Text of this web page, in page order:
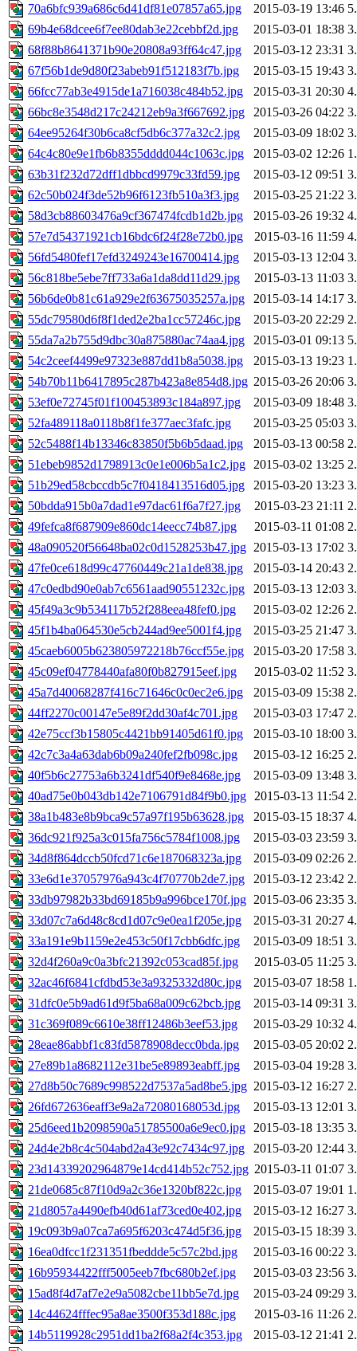
70a6bfc939a686c6d41df81e07857a65.jpg
2015-03-19 13:46
69b4e68dcee6f7ee80dab3e22cebbf2d.jpg
2015-03-01 18:38
68f88b8641371b90e20808a93ff64c47.jpg
2015-03-12 23:31
67f56b1de9d80f23abeb91f512183f7b.jpg
2015-03-15 19:43
66fcc77ab3e4915de1a716038c484b52.jpg
2015-03-31 20:30
66bc8e3548d217c24212eb9a3f667692.jpg
2015-03-26 04:22
64ee95264f30b6ca8cf5db6c377a32c2.jpg
2015-03-09 18:02
64c4c80e9e1fb6b8355dddd044c1063c.jpg
2015-03-02 12:26
63b31f232d72dff1dbbcd9979c33fd59.jpg
2015-03-12 09:51
62c50b024f3de52b96f6123fb510a3f3.jpg
2015-03-25 21:22
58d3cb88603476a9cf367474fcdb1d2b.jpg
2015-03-26 19:32
57e7d54371921cb16bdc6f24f28e72b0.jpg
2015-03-16 11:59
56fd5480fef17efd3249243e16700414.jpg
2015-03-13 12:04
56c818be5ebe7ff733a6a1da8dd11d29.jpg
2015-03-13 11:03
56b6de0b81c61a929e2f63675035257a.jpg
2015-03-14 14:17
55dc79580d6f8f1ded2e2ba1cc57246c.jpg
2015-03-20 22:29
55da7a2b755d9dbc30a875880ac74aa4.jpg
2015-03-01 09:13
54c2ceef4499e97323e887dd1b8a5038.jpg
2015-03-13 19:23
54b70b11b6417895c287b423a8e854d8.jpg 2015-03-26 20:06
53ef0e72745f01f100453893c184a897.jpg
2015-03-09 18:48
52fa489118a0118b8f1fe377aec3fafc.jpg
2015-03-25 05:03
52c5488f14b13346c83850f5b6b5daad.jpg
2015-03-13 00:58
51ebeb9852d1798913c0e1e006b5a1c2.jpg 2015-03-02 13:25
51b29ed58cbccdb5c7f0418413516d05.jpg
2015-03-20 13:23
50bdda915b0a7dad1e97dac61f6a7f27.jpg
2015-03-23 21:11
49fefca8f687909e860dc14eecc74b87.jpg
2015-03-11 01:08
48a090520f56648ba02c0d1528253b47.jpg 2015-03-13 17:02
47fe0ce618d99c47760449c21a1de838.jpg
2015-03-14 20:43
47c0edbd90e0ab7c6561aad90551232c.jpg
2015-03-13 12:03
45f49a3c9b534117b52f288eea48fef0.jpg
2015-03-02 12:26
45f1b4ba064530e5cb244ad9ee5001f4.jpg
2015-03-25 21:47
45caeb6005b623805972218b76ccf55e.jpg
2015-03-20 17:58
45c09ef04778440afa80f0b827915eef.jpg
2015-03-02 11:52
45a7d40068287f416c71646c0c0ec2e6.jpg
2015-03-09 15:38
44ff2270c00147e5e89f2dd30af4c701.jpg
2015-03-03 17:47
42e75ccf3b15805c4421bb91405d61f0.jpg
2015-03-10 18:00
42c7c3a4a63dab6b09a240fef2fb098c.jpg
2015-03-12 16:25
40f5b6c27753a6b3241df540f9e8468e.jpg
2015-03-09 13:48
40ad75e0b043db142e7106791d84f9b0.jpg 2015-03-13 11:54
38a1b483e8b9bca9c57a97f195b63628.jpg
2015-03-15 18:37
36dc921f925a3c015fa756c5784f1008.jpg
2015-03-03 23:59
34d8f864dccb50fcd71c6e187068323a.jpg
2015-03-09 02:26
33e6d1e37057976a943c4f70770b2de7.jpg
2015-03-12 23:42
33db97982b33bd69185b9a996bce170f.jpg 2015-03-06 23:35
33d07c7a6d48c8cd1d07c9e0ea1f205e.jpg
2015-03-31 20:27
33a191e9b1159e2e453c50f17cbb6dfc.jpg
2015-03-09 18:51
32d4f260a9c0a3bfc21392c053cad85f.jpg
2015-03-05 11:25
32ac46f6841cfdbd53e3a9325332d80c.jpg
2015-03-07 18:58
31dfc0e5b9ad61d9f5ba68a009c62bcb.jpg
2015-03-14 09:31
31c369f089c6610e38ff12486b3eef53.jpg
2015-03-29 10:32
28eae86abbf1c83fd5878908decc0bda.jpg
2015-03-05 20:02
27e89b1a8682112e31be5e89893eabff.jpg
2015-03-04 19:28
27d8b50c7689c998522d7537a5ad8be5.jpg 2015-03-12 16:27
26fd672636eaff3e9a2a72080168053d.jpg
2015-03-13 12:01
25d6eed1b2098590a51785500a6e9ec0.jpg 2015-03-18 13:35
24d4e2b8c4c504abd2a43e92c7434c97.jpg
2015-03-20 12:44
23d14339202964879e14cd414b52c752.jpg 2015-03-11 01:07
21de0685c87f10d9a2c36e1320bf822c.jpg
2015-03-07 19:01
21d8057a4490efb40d61af73ced0e402.jpg
2015-03-12 16:27
19c093b9a07ca7a695f6203c474d5f36.jpg
2015-03-15 18:39
16ea0dfcc1f231351fbeddde5c57c2bd.jpg
2015-03-16 00:22
16b95934422fff5005eeb7fbc680b2ef.jpg
2015-03-03 23:56
15ad8f4d7af7e2e9a5082cbe11bb5e7d.jpg
2015-03-24 09:29
14c44624fffec95a8ae3500f353d188c.jpg
2015-03-16 11:26
14b5119928c2951dd1ba2f68a2f4c353.jpg
2015-03-12 21:41